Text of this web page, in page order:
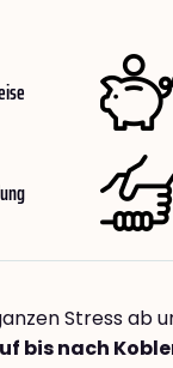
Stress ab
bis nach